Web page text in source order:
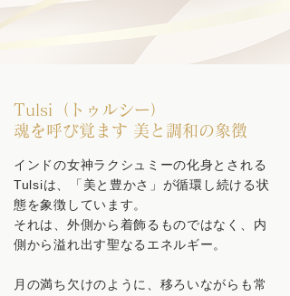
Tulsi（トゥルシー）
魂を呼び覚ます 美と調和の象徴
インドの女神ラクシュミーの化身とされる
Tulsiは、「美と豊かさ」が循環し続ける状
態を象徴しています。
それは、外側から着飾るものではなく、内
側から溢れ出す聖なるエネルギー。
月の満ち欠けのように、移ろいながらも常